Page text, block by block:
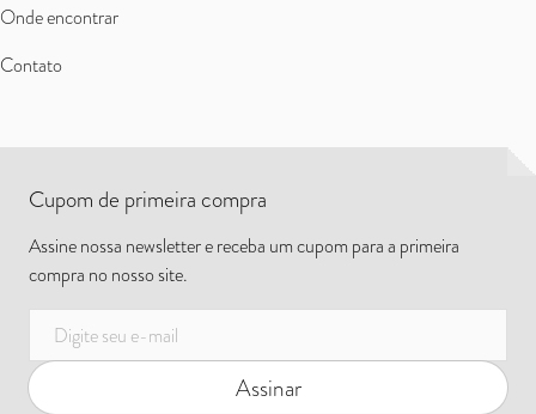
Onde encontrar
Contato
Cupom de primeira compra
Assine nossa newsletter e receba um cupom para a primeira
compra no nosso site.
E-mail
Assinar